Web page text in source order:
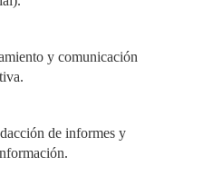
y comunicación
de informes y